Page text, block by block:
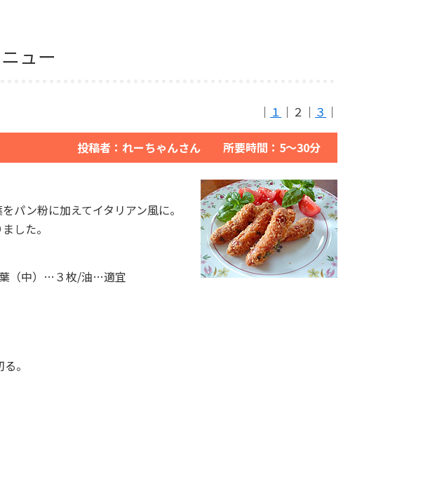
ュー
｜ １ ｜２｜ ３ ｜
投稿者：れーちゃんさん 所要時間：5～30分
パン粉に加えてイタリアン風に。
した。
（中）…３枚/油…適宜
。